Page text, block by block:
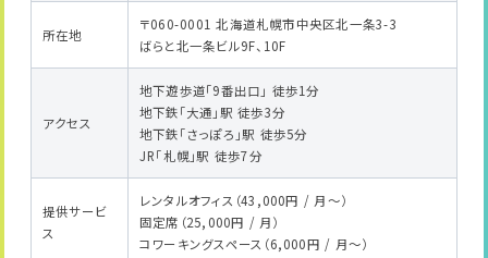
所在地
〒060-0001 北海道札幌市中央区北一条3-3
ばらと北一条ビル9F、10F
アクセス
地下遊歩道「9番出口」 徒歩1分
地下鉄「大通」駅 徒歩3分
地下鉄「さっぽろ」駅 徒歩5分
JR「札幌」駅 徒歩7分
提供サービ
ス
レンタルオフィス（43,000円 / 月～）
固定席（25,000円 / 月）
コワーキングスペース（6,000円 / 月～）